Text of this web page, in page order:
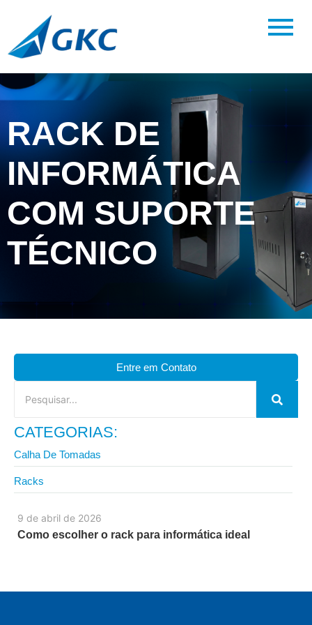
RACK DE
INFORMÁTICA
COM SUPORTE
TÉCNICO
9 de abril de 2026
Como escolher o rack para informática ideal
Entre em Contato
CATEGORIAS:
Calha De Tomadas
Racks